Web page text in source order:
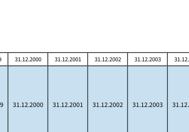
31.12.2000 31.12.2001 31.12.2002 31.12.2003
31.12.2000 31.12.2001 31.12.2002 31.12.2003